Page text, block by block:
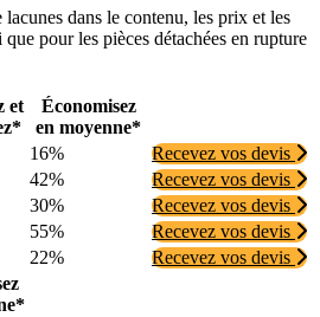
lacunes dans le contenu, les prix et les
pour les pièces détachées en rupture
et
Économisez
en moyenne*
16%
Recevez vos devis
42%
Recevez vos devis
30%
Recevez vos devis
55%
Recevez vos devis
22%
Recevez vos devis